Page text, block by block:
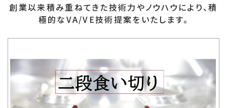
創業以来積み重ねてきた技術力やノウハウにより、積
極的なVA/VE技術提案をいたします。